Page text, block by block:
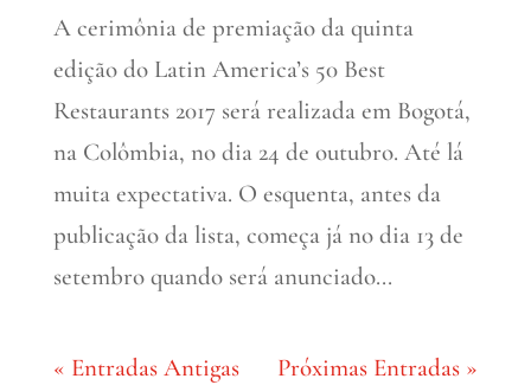
A cerimônia de premiação da quinta
edição do Latin America’s 50 Best
Restaurants 2017 será realizada em Bogotá,
na Colômbia, no dia 24 de outubro. Até lá
muita expectativa. O esquenta, antes da
publicação da lista, começa já no dia 13 de
setembro quando será anunciado...
« Entradas Antigas Próximas Entradas »